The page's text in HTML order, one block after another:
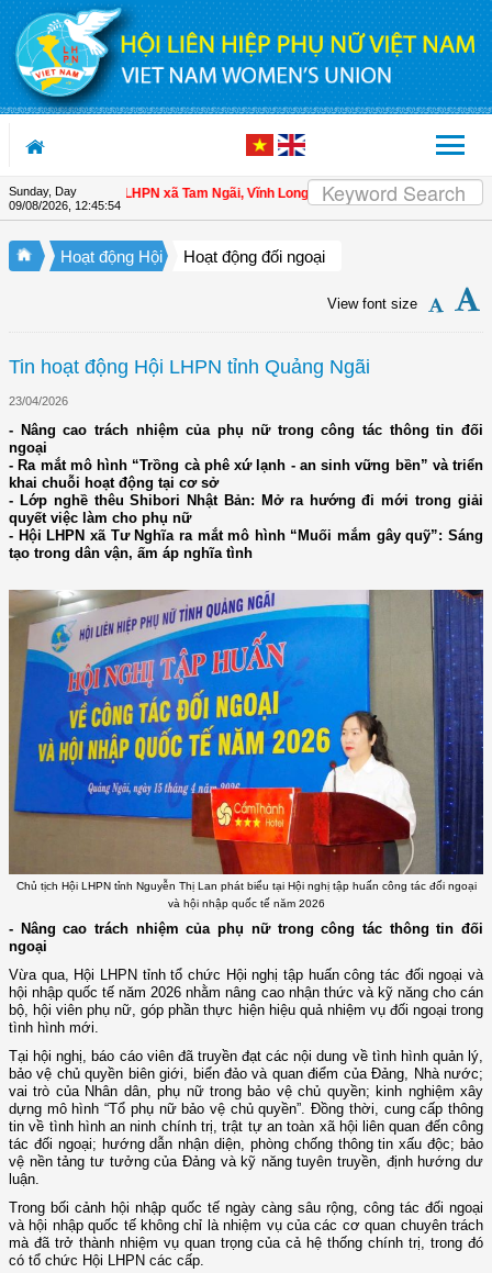
Skip to Content
Sunday, Day
09/08/2026, 12:45:55
viên | Hội LHPN xã Tam Ngãi, Vĩnh Long sơ kết công tác Hội và phong trào
Hoạt động Hội Hoạt động đối ngoại
View font size
Tin hoạt động Hội LHPN tỉnh Quảng Ngãi
23/04/2026
- Nâng cao trách nhiệm của phụ nữ trong công tác thông tin đối
ngoại
- Ra mắt mô hình “Trồng cà phê xứ lạnh - an sinh vững bền” và triển
khai chuỗi hoạt động tại cơ sở
- Lớp nghề thêu Shibori Nhật Bản: Mở ra hướng đi mới trong giải
quyết việc làm cho phụ nữ
- Hội LHPN xã Tư Nghĩa ra mắt mô hình “Muối mắm gây quỹ”: Sáng
tạo trong dân vận, ấm áp nghĩa tình
Chủ tịch Hội LHPN tỉnh Nguyễn Thị Lan phát biểu tại Hội nghị tập huấn công tác đối ngoại
và hội nhập quốc tế năm 2026
- Nâng cao trách nhiệm của phụ nữ trong công tác thông tin đối
ngoại
Vừa qua, Hội LHPN tỉnh tổ chức Hội nghị tập huấn công tác đối ngoại và
hội nhập quốc tế năm 2026 nhằm nâng cao nhận thức và kỹ năng cho cán
bộ, hội viên phụ nữ, góp phần thực hiện hiệu quả nhiệm vụ đối ngoại trong
tình hình mới.
Tại hội nghị, báo cáo viên đã truyền đạt các nội dung về tình hình quản lý,
bảo vệ chủ quyền biên giới, biển đảo và quan điểm của Đảng, Nhà nước;
vai trò của Nhân dân, phụ nữ trong bảo vệ chủ quyền; kinh nghiệm xây
dựng mô hình “Tổ phụ nữ bảo vệ chủ quyền”. Đồng thời, cung cấp thông
tin về tình hình an ninh chính trị, trật tự an toàn xã hội liên quan đến công
tác đối ngoại; hướng dẫn nhận diện, phòng chống thông tin xấu độc; bảo
vệ nền tảng tư tưởng của Đảng và kỹ năng tuyên truyền, định hướng dư
luận.
Trong bối cảnh hội nhập quốc tế ngày càng sâu rộng, công tác đối ngoại
và hội nhập quốc tế không chỉ là nhiệm vụ của các cơ quan chuyên trách
mà đã trở thành nhiệm vụ quan trọng của cả hệ thống chính trị, trong đó
có tổ chức Hội LHPN các cấp.